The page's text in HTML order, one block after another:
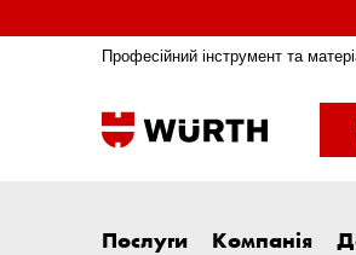
Професійний інструмент та
Послуги Компанія